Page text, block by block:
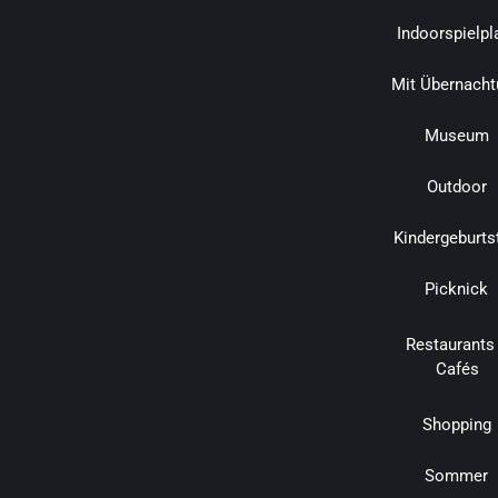
Mit
Museum
Outdoor
Picknick
Restaurants
Cafés
Shopping
Sommer